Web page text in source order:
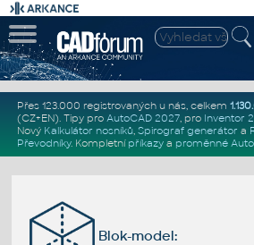
Přes 123.000 registrovaných u nás, celkem
(CZ+EN). Tipy pro AutoCAD 2027, pro Inventor
Nový Kalkulátor nosníků, Spirograf generátor a
Převodníky. Kompletní příkazya proměnné
Blok-model: